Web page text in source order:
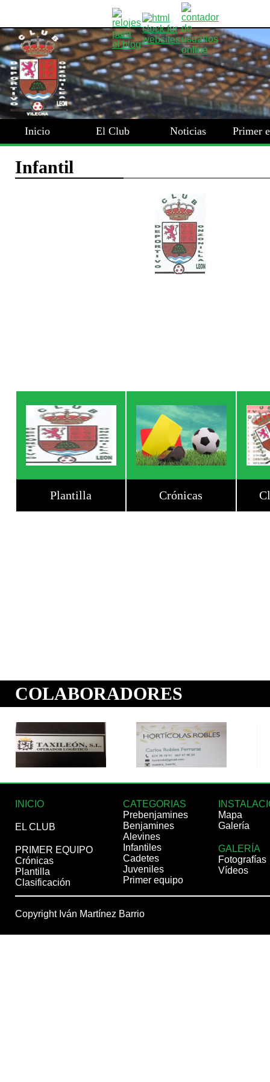
Inicio El Club Noticias Primer
Plantilla Crónicas
INICIO
EL CLUB
PRIMER EQUIPO
Crónicas
Plantilla
Clasificación
CATEGORIAS
Prebenjamines
Benjamines
Alevines
Infantiles
Cadetes
Juveniles
Primer equipo
Mapa
Galería
GALERÍA
Fotografías
Vídeos
Copyright Iván Martínez Barrio